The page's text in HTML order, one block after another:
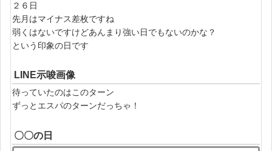
２６日
先月はマイナス差枚ですね
弱くはないですけどあんまり強い日でもないのかな？
という印象の日です
LINE示唆画像
待っていたのはこのターン
ずっとエスパのターンだっちゃ！
〇〇の日